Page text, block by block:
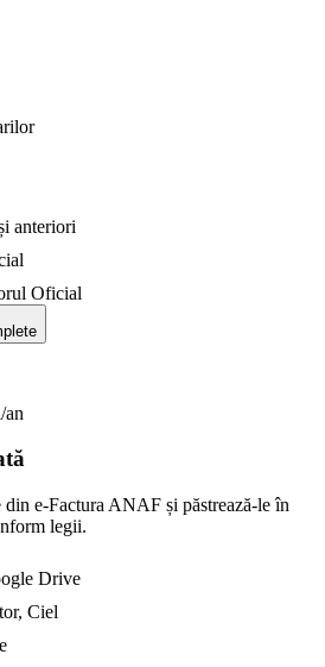
anteriori
Oficial
an
e-Factura ANAF și păstrează-le în
legii.
Drive
Ciel